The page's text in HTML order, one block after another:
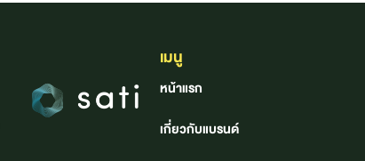
เมนู
หน้าแรก
เกี่ยวกับแบรนด์